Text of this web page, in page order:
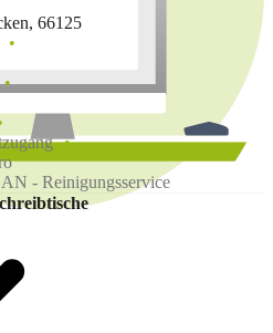
66125
- Reinigungsservice